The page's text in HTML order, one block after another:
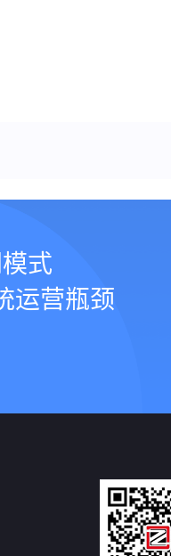
式
运营瓶颈